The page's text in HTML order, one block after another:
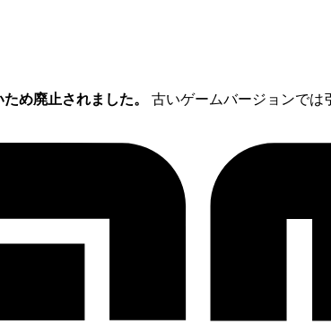
め廃止されました。
古いゲームバージョンでは